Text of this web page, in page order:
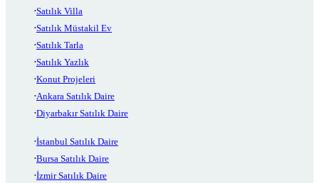
Satılık Villa
Satılık Müstakil Ev
Satılık Tarla
Satılık Yazlık
Konut Projeleri
Ankara Satılık Daire
Diyarbakır Satılık Daire
İstanbul Satılık Daire
Bursa Satılık Daire
İzmir Satılık Daire